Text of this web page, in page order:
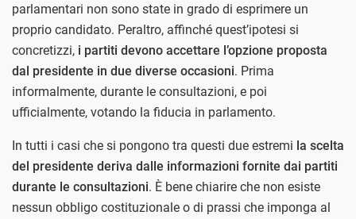
parlamentari non sono state in grado di esprimere un
proprio candidato. Peraltro, affinché quest’ipotesi si
concretizzi, i partiti devono accettare l’opzione proposta
dal presidente in due diverse occasioni. Prima
informalmente, durante le consultazioni, e poi
ufficialmente, votando la fiducia in parlamento.
In tutti i casi che si pongono tra questi due estremi la scelta
del presidente deriva dalle informazioni fornite dai partiti
durante le consultazioni. È bene chiarire che non esiste
nessun obbligo costituzionale o di prassi che imponga al